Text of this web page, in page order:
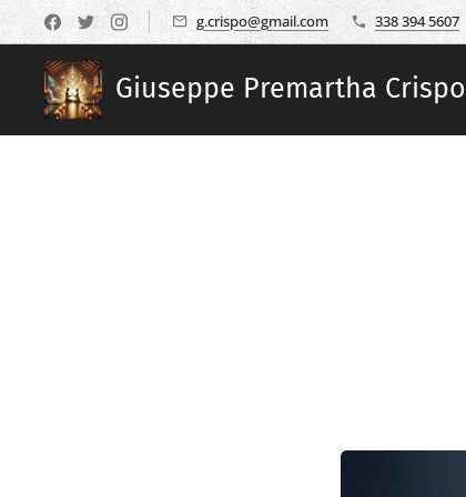
g.crispo@gmail.com 338 394 5607
Giuseppe Premartha Crispo